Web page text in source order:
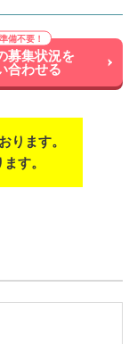
募集状況を
合わせる
ります。
す。